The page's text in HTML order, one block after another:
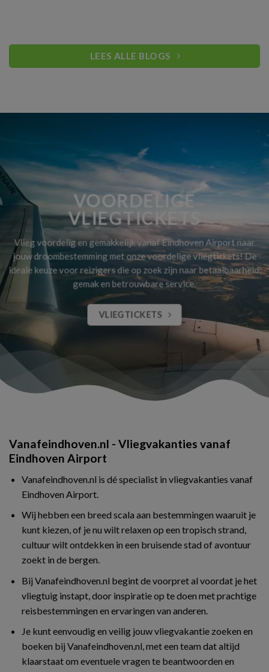
LEES ALLE BLOGS
VOORDELIGE
VLIEGTICKETS
Vlieg voordelig en gemakkelijk vanaf Eindhoven Airport naar
jouw droombestemming met onze voordelige vliegtickets! De
ideale keuze voor reizigers die op zoek zijn naar betaalbaarheid,
gemak en betrouwbare service.
VLIEGTICKETS
Vanafeindhoven.nl - Vliegvakanties vanaf
Eindhoven Airport
Vanafeindhoven.nl is dé specialist in vliegvakanties vanaf
Eindhoven Airport.
Wij hebben een breed scala aan bestemmingen waaruit je
kunt kiezen, of je nu wilt relaxen op een tropisch strand,
cultuur wilt ontdekken in een bruisende stad of avontuur
zoekt in de bergen.
Bij Vanafeindhoven.nl begint de voorpret al voordat je het
vliegtuig instapt, door inspiratie op te doen met prachtige
reisbestemmingen en ervaringen van anderen.
Je kunt eenvoudig en veilig jouw vliegvakantie zoeken en
boeken bij Vanafeindhoven.nl, met een team dat altijd
klaarstaat om eventuele vragen te beantwoorden en